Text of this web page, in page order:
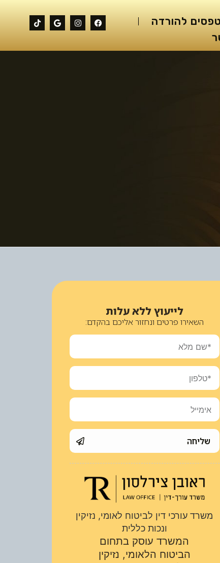
טפסים להורדה
לייעוץ ללא עלות
השאירו פרטים ונחזור אליכם בהקדם:
שליחה
משרד עורכי דין לביטוח לאומי, נזיקין
ונכות כללית
המשרד עוסק בתחום
הביטוח הלאומי, נזיקין